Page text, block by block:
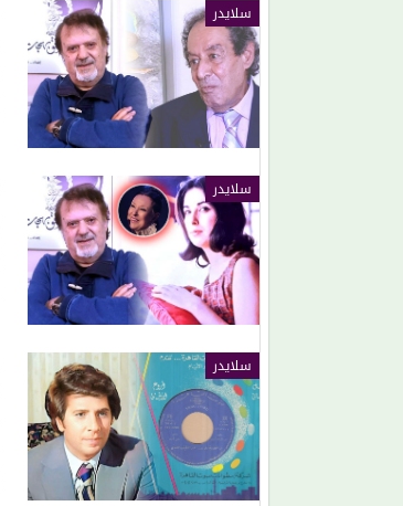
سلايدر
سلايدر
سلايدر